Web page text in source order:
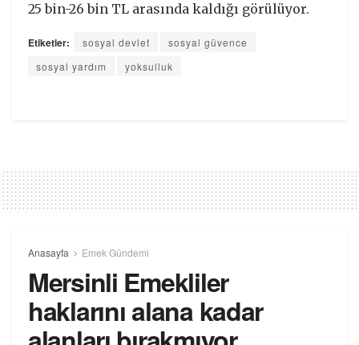
25 bin-26 bin TL arasında kaldığı görülüyor.
Etiketler: sosyal devlet
sosyal güvence
sosyal yardım
yoksulluk
Anasayfa Emek Gündemi
Mersinli Emekliler
haklarını alana kadar